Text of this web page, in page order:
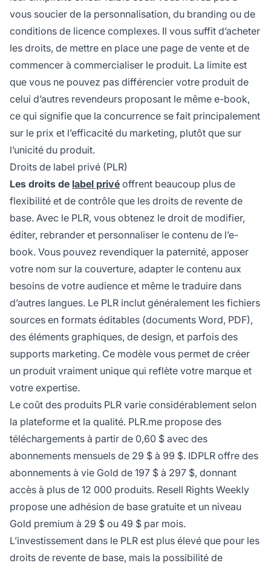
vous soucier de la personnalisation, du branding ou de
conditions de licence complexes. Il vous suffit d’acheter
les droits, de mettre en place une page de vente et de
commencer à commercialiser le produit. La limite est
que vous ne pouvez pas différencier votre produit de
celui d’autres revendeurs proposant le même e-book,
ce qui signifie que la concurrence se fait principalement
sur le prix et l’efficacité du marketing, plutôt que sur
l’unicité du produit.
Droits de label privé (PLR)
Les droits de label privé offrent beaucoup plus de
flexibilité et de contrôle que les droits de revente de
base. Avec le PLR, vous obtenez le droit de modifier,
éditer, rebrander et personnaliser le contenu de l’e-
book. Vous pouvez revendiquer la paternité, apposer
votre nom sur la couverture, adapter le contenu aux
besoins de votre audience et même le traduire dans
d’autres langues. Le PLR inclut généralement les fichiers
sources en formats éditables (documents Word, PDF),
des éléments graphiques, de design, et parfois des
supports marketing. Ce modèle vous permet de créer
un produit vraiment unique qui reflète votre marque et
votre expertise.
Le coût des produits PLR varie considérablement selon
la plateforme et la qualité. PLR.me propose des
téléchargements à partir de 0,60 $ avec des
abonnements mensuels de 29 $ à 99 $. IDPLR offre des
abonnements à vie Gold de 197 $ à 297 $, donnant
accès à plus de 12 000 produits. Resell Rights Weekly
propose une adhésion de base gratuite et un niveau
Gold premium à 29 $ ou 49 $ par mois.
L’investissement dans le PLR est plus élevé que pour les
droits de revente de base, mais la possibilité de